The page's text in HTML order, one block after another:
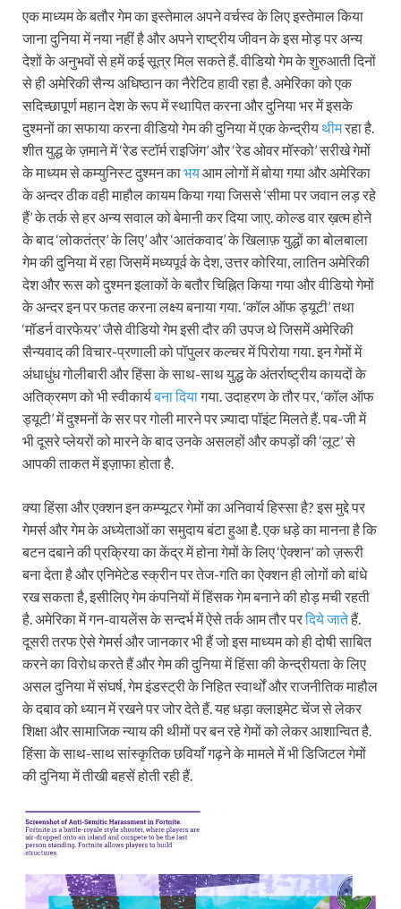
एक माध्यम के बतौर गेम का इस्तेमाल अपने वर्चस्व के लिए इस्तेमाल किया
जाना दुनिया में नया नहीं है और अपने राष्ट्रीय जीवन के इस मोड़ पर अन्य
देशों के अनुभवों से हमें कई सूत्र मिल सकते हैं. वीडियो गेम के शुरुआती दिनों
से ही अमेरिकी सैन्य अधिष्ठान का नैरेटिव हावी रहा है. अमेरिका को एक
सदिच्छापूर्ण महान देश के रूप में स्थापित करना और दुनिया भर में इसके
दुश्मनों का सफाया करना वीडियो गेम की दुनिया में एक केन्द्रीयथीमरहा है.
शीत युद्ध के ज़माने में ‘रेड स्टॉर्म राइजिंग’ और ‘रेड ओवर मॉस्को’ सरीखे गेमों
के माध्यम से कम्युनिस्ट दुश्मन काभयआम लोगों में बोया गया और अमेरिका
के अन्दर ठीक वही माहौल कायम किया गया जिससे ‘सीमा पर जवान लड़ रहे
हैं’ के तर्क से हर अन्य सवाल को बेमानी कर दिया जाए. कोल्ड वार ख़त्म होने
के बाद ‘लोकतंत्र’ के लिए’ और ‘आतंकवाद’ के खिलाफ़ युद्धों का बोलबाला
गेम की दुनिया में रहा जिसमें मध्यपूर्व के देश, उत्तर कोरिया, लातिन अमेरिकी
देश और रूस को दुश्मन इलाकों के बतौर चिह्नित किया गया और वीडियो गेमों
के अन्दर इन पर फतह करना लक्ष्य बनाया गया. ‘कॉल ऑफ ड्यूटी’ तथा
‘मॉडर्न वारफेयर’ जैसे वीडियो गेम इसी दौर की उपज थे जिसमें अमेरिकी
सैन्यवाद की विचार-प्रणाली को पॉपुलर कल्चर में पिरोया गया. इन गेमों में
अंधाधुंध गोलीबारी और हिंसा के साथ-साथ युद्ध के अंतर्राष्ट्रीय कायदों के
अतिक्रमण को भी स्वीकार्यबना दियागया. उदाहरण के तौर पर, ‘कॉल ऑफ
ड्यूटी’ में दुश्मनों के सर पर गोली मारने पर ज़्यादा पॉइंट मिलते हैं. पब-जी में
भी दूसरे प्लेयरों को मारने के बाद उनके असलहों और कपड़ों की ‘लूट’ से
आपकी ताकत में इज़ाफा होता है.
क्या हिंसा और एक्शन इन कम्प्यूटर गेमों का अनिवार्य हिस्सा है? इस मुद्दे पर
गेमर्स और गेम के अध्येताओं का समुदाय बंटा हुआ है. एक धड़े का मानना है कि
बटन दबाने की प्रक्रिया का केंद्र में होना गेमों के लिए ‘ऐक्शन’ को ज़रूरी
बना देता है और एनिमेटेड स्क्रीन पर तेज-गति का ऐक्शन ही लोगों को बांधे
रख सकता है, इसीलिए गेम कंपनियों में हिंसक गेम बनाने की होड़ मची रहती
है. अमेरिका में गन-वायलेंस के सन्दर्भ में ऐसे तर्क आम तौर परदिये जातेहैं.
दूसरी तरफ ऐसे गेमर्स और जानकार भी हैं जो इस माध्यम को ही दोषी साबित
करने का विरोध करते हैं और गेम की दुनिया में हिंसा की केन्द्रीयता के लिए
असल दुनिया में संघर्ष, गेम इंडस्ट्री के निहित स्वार्थों और राजनीतिक माहौल
के दबाव को ध्यान में रखने पर जोर देते हैं. यह धड़ा क्लाइमेट चेंज से लेकर
शिक्षा और सामाजिक न्याय की थीमों पर बन रहे गेमों को लेकर आशान्वित है.
हिंसा के साथ-साथ सांस्कृतिक छवियाँ गढ़ने के मामले में भी डिजिटल गेमों
की दुनिया में तीखी बहसें होती रही हैं.